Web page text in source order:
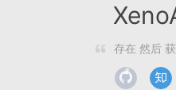
存在 然后